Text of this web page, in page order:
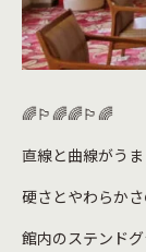
🌈🏳️‍🌈🌈🏳️‍🌈
直線と曲線がう
硬さとやわらか
館内のステンド